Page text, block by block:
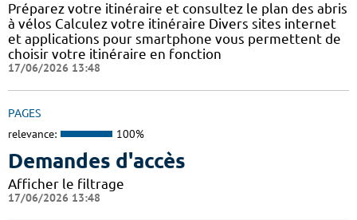
Préparez votre itinéraire et consultez le plan des abris
à vélos Calculez votre itinéraire Divers sites internet
et applications pour smartphone vous permettent de
choisir votre itinéraire en fonction
17/06/2026 13:48
PAGES
relevance: 100%
Demandes d'accès
Afficher le filtrage
17/06/2026 13:48